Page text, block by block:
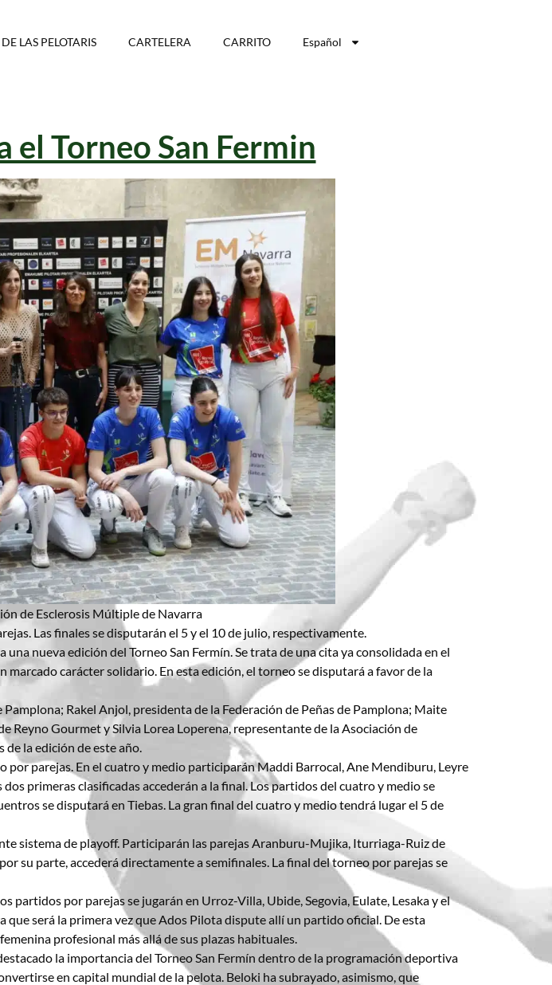
LAS PELOTARIS CARTELERA CARRITO Español
Torneo San Fermin
de Esclerosis Múltiple de Navarra
Las finales se disputarán el 5 y el 10 de julio, respectivamente.
nueva edición del Torneo San Fermín. Se trata de una cita ya consolidada en el
carácter solidario. En esta edición, el torneo se disputará a favor de la
Rakel Anjol, presidenta de la Federación de Peñas de Pamplona; Maite
Gourmet y Silvia Lorea Loperena, representante de la Asociación de
la edición de este año.
por parejas. En el cuatro y medio participarán Maddi Barrocal, Ane Mendiburu, Leyre
primeras clasificadas accederán a la final. Los partidos del cuatro y medio se
se disputará en Tiebas. La gran final del cuatro y medio tendrá lugar el 5 de
sistema de playoff. Participarán las parejas Aranburu-Mujika, Iturriaga-Ruiz de
su parte, accederá directamente a semifinales. La final del torneo por parejas se
por parejas se jugarán en Urroz-Villa, Ubide, Segovia, Eulate, Lesaka y el
será la primera vez que Ados Pilota dispute allí un partido oficial. De esta
profesional más allá de sus plazas habituales.
la importancia del Torneo San Fermín dentro de la programación deportiva
en capital mundial de la pelota. Beloki ha subrayado, asimismo, que